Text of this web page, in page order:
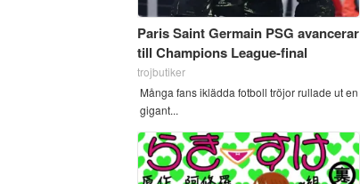
Paris Saint Germain PSG avancerar
till Champions League-final
trojbutiker
Många fans iklädda fotboll tröjor rullade ut en
gigant...